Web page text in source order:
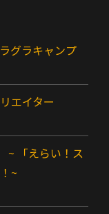
グラキャンプ
エイター
~ 「えらい！ス
~